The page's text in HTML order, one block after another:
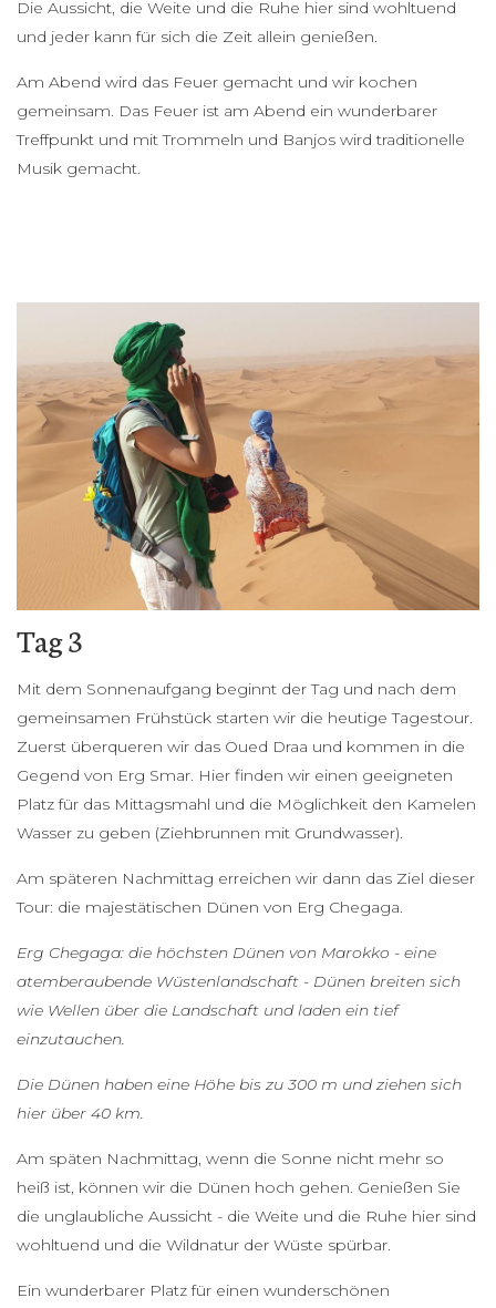
Die Aussicht, die Weite und die Ruhe hier sind wohltuend
und jeder kann für sich die Zeit allein genießen.
Am Abend wird das Feuer gemacht und wir kochen
gemeinsam. Das Feuer ist am Abend ein wunderbarer
Treffpunkt und mit Trommeln und Banjos wird traditionelle
Musik gemacht.
Tag 3
Mit dem Sonnenaufgang beginnt der Tag und nach dem
gemeinsamen Frühstück starten wir die heutige Tagestour.
Zuerst überqueren wir das Oued Draa und kommen in die
Gegend von Erg Smar. Hier finden wir einen geeigneten
Platz für das Mittagsmahl und die Möglichkeit den Kamelen
Wasser zu geben (Ziehbrunnen mit Grundwasser).
Am späteren Nachmittag erreichen wir dann das Ziel dieser
Tour: die majestätischen Dünen von Erg Chegaga.
Erg Chegaga: die höchsten Dünen von Marokko - eine
atemberaubende Wüstenlandschaft - Dünen breiten sich
wie Wellen über die Landschaft und laden ein tief
einzutauchen.
Die Dünen haben eine Höhe bis zu 300 m und ziehen sich
hier über 40 km.
Am späten Nachmittag, wenn die Sonne nicht mehr so
heiß ist, können wir die Dünen hoch gehen. Genießen Sie
die unglaubliche Aussicht - die Weite und die Ruhe hier sind
wohltuend und die Wildnatur der Wüste spürbar.
Ein wunderbarer Platz für einen wunderschönen